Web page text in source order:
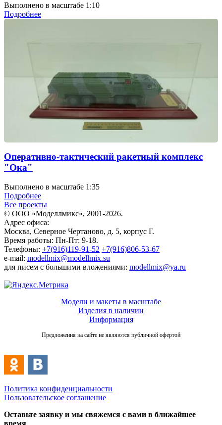
Выполнено в масштабе 1:10
Подробнее
Оперативно-тактический ракетный комплекс
"Ока"
Выполнено в масштабе 1:35
Подробнее
Все проекты
© ООО «Моделлмикс», 2001-2026.
Адрес офиса:
Москва, Северное Чертаново, д. 5, корпус Г.
Время работы: Пн-Пт: 9-18.
Телефоны: +7(916)119-91-52 +7(916)806-53-67
e-mail: modellmix@modellmix.su
для писем с большими вложениями: modellmix@ya.ru
Модели и макеты в масштабе
Изделия в наличии
Информация
Предложения на сайте не являются публичной офертой
Политика конфиденциальности
Пользовательское соглашение
Оставьте заявку и мы свяжемся с вами в ближайшее
время